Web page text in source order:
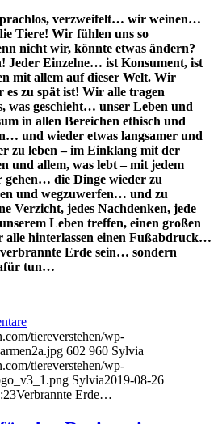
verzweifelt… wir weinen…
Tiere! Wir fühlen uns so
nicht wir, könnte etwas ändern?
Jeder Einzelne… ist Konsument, ist
mit allem auf dieser Welt. Wir
es zu spät ist! Wir alle tragen
geschieht… unser Leben und
in allen Bereichen ethisch und
und wieder etwas langsamer und
zu leben – im Einklang mit der
und allem, was lebt – mit jedem
gehen… die Dinge wieder zu
und wegzuwerfen… und zu
Verzicht, jedes Nachdenken, jede
Leben treffen, einen großen
alle hinterlassen einen Fußabdruck…
Erde sein… sondern
tun…
tiereverstehen/wp-
602 960 Sylvia
tiereverstehen/wp-
Sylvia2019-08-26
Verbrannte Erde…